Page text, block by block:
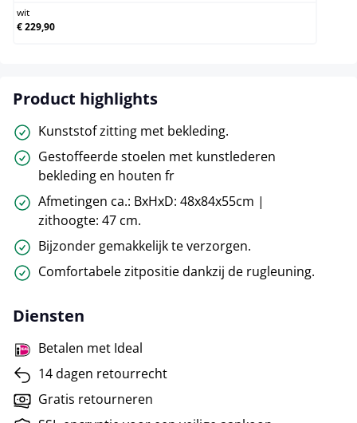
wit
€ 229,90
Product highlights
Kunststof zitting met bekleding.
Gestoffeerde stoelen met kunstlederen
bekleding en houten fr
Afmetingen ca.: BxHxD: 48x84x55cm |
zithoogte: 47 cm.
Bijzonder gemakkelijk te verzorgen.
Comfortabele zitpositie dankzij de rugleuning.
Diensten
Betalen met Ideal
14 dagen retourrecht
Gratis retourneren